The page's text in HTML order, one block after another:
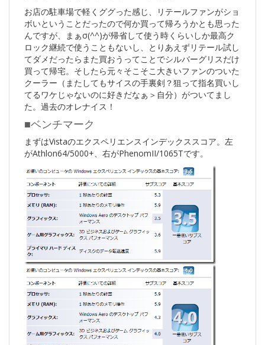
お店の駐車場で軽くググった感じ、リテールファンがショ
ボいということだったので何か買って帰ろうかとも思った
んですが、まぁσ(^^)が帰省して使う時くらいしか最高ク
ロック継続で使うこともないし、とりあえずリテール試し
てダメだったらまた買おうってことでシルバーグリスだけ
買って帰宅。そしたら元々そこそこ大きいファンのついた
クーラー（またしてもサイスの手裏剣？狙って指名買いし
てるワケじゃないのに好きだなぁ＞自分）がついてまし
た。過去のオレナイス！
■ベンチマーク
まずはVistaのエクスペリエンスインデックススコア。左
がAthlon64/5000+、右がPhenomII/1065Tです。